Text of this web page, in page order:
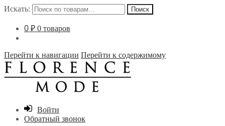
Искать: Поиск
0₽ 0 товаров
Перейти к навигации Перейти к содержимому
Войти
Обратный звонок